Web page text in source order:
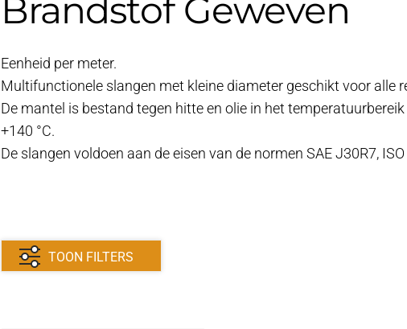
Brandstof Geweven
Eenheid per meter.
Multifunctionele slangen met kleine diameter geschikt voor alle
De mantel is bestand tegen hitte en olie in het
+140 °C.
De slangen voldoen aan de eisen van de normen SAE J30R7,
TOON FILTERS